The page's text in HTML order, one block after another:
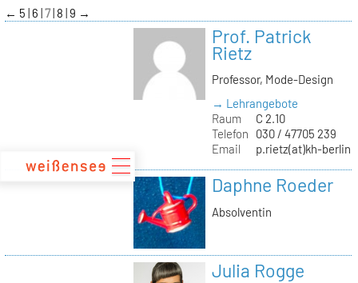
zum
Inhalt
← 5 6 7 8 9 →
Prof. Patrick
Rietz
Professor, Mode-Design
→ Lehrangebote
Raum
C 2.10
Telefon
030 / 47705 239
Email
p.rietz(at)kh-
Daphne Roeder
Absolventin
Julia Rogge